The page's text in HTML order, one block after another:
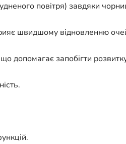
повітря) завдяки
швидшому відновленню
допомагає запобігти